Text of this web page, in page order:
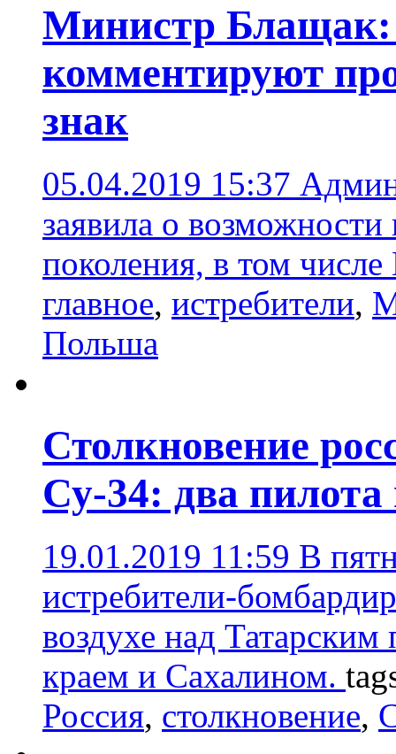
Министр
комментируют
знак
05.04.2019 15:37
заявила о
поколения, в том
главное, истребители,
Польша
Столкновение
Су-34: два
19.01.2019 11:59 В
истребители-
воздухе над
краем и Сахалином.
Россия, столкновение,